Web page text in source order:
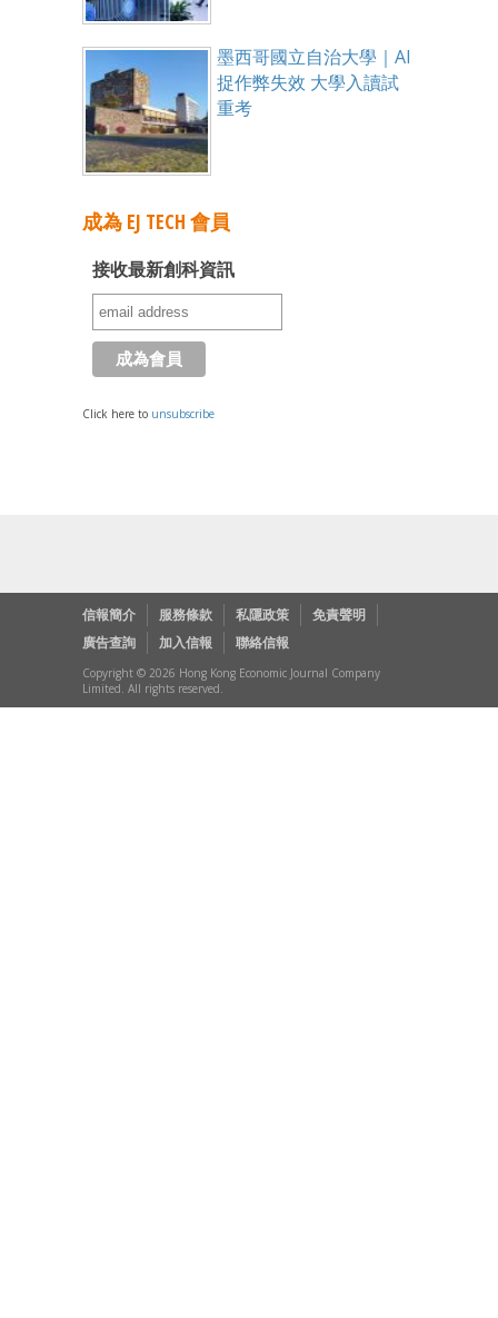
墨西哥國立自治大學｜AI
捉作弊失效 大學入讀試
重考
成為 EJ TECH 會員
接收最新創科資訊
Click here to unsubscribe
信報簡介 服務條款 私隱政策
免責聲明
廣告查詢
加入信報 聯絡信報
Copyright © 2026 Hong Kong Economic Journal Company
Limited. All rights reserved.